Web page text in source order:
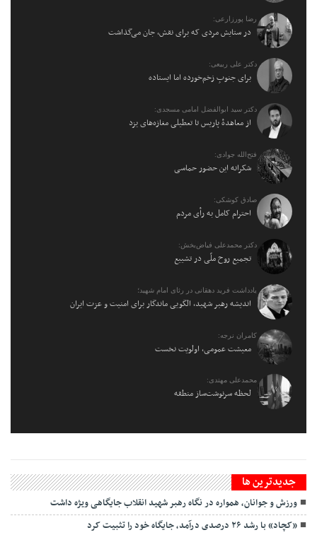
رضا پورزارعی:
در ستایش مردی که برای نقش، جان می‌گذاشت
دکتر علی ربیعی:
برای جنوبِ زخم‌خورده اما ایستاده
دکتر سید ابوالفضل امامی مسجدی:
از معاهدهٔ پاریس تا تعطیلی مغازه‌های یزد
فتح‌الله جوادی:
شکرانه این حضور حماسی
صادق کوشکی:
احترام کامل به رأی مردم
دکتر محمدعلی فیاض‌بخش:
تجمیع روح ملّی در تشییع
یادداشت فرید دهقانی در رثای امام شهید؛
اندیشه رهبر شهید، الگویی ماندگار برای امنیت و عزت ایران
کامران نرجه:
معیشت عمومی، اولویت نخست
محمدعلی مهتدی:
لحظه سرنوشت‌ساز منطقه
جديدترين ها
ورزش و جوانان، همواره در نگاه رهبر شهید انقلاب جایگاهی ویژه داشت
«کچاد» با رشد ۲۶ درصدی درآمد، جایگاه خود را تثبیت کرد